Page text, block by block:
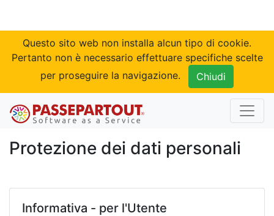
Questo sito web non installa alcun tipo di cookie.
Pertanto non è necessario effettuare specifiche scelte
per proseguire la navigazione.
Protezione dei dati personali
Informativa - per l'Utente